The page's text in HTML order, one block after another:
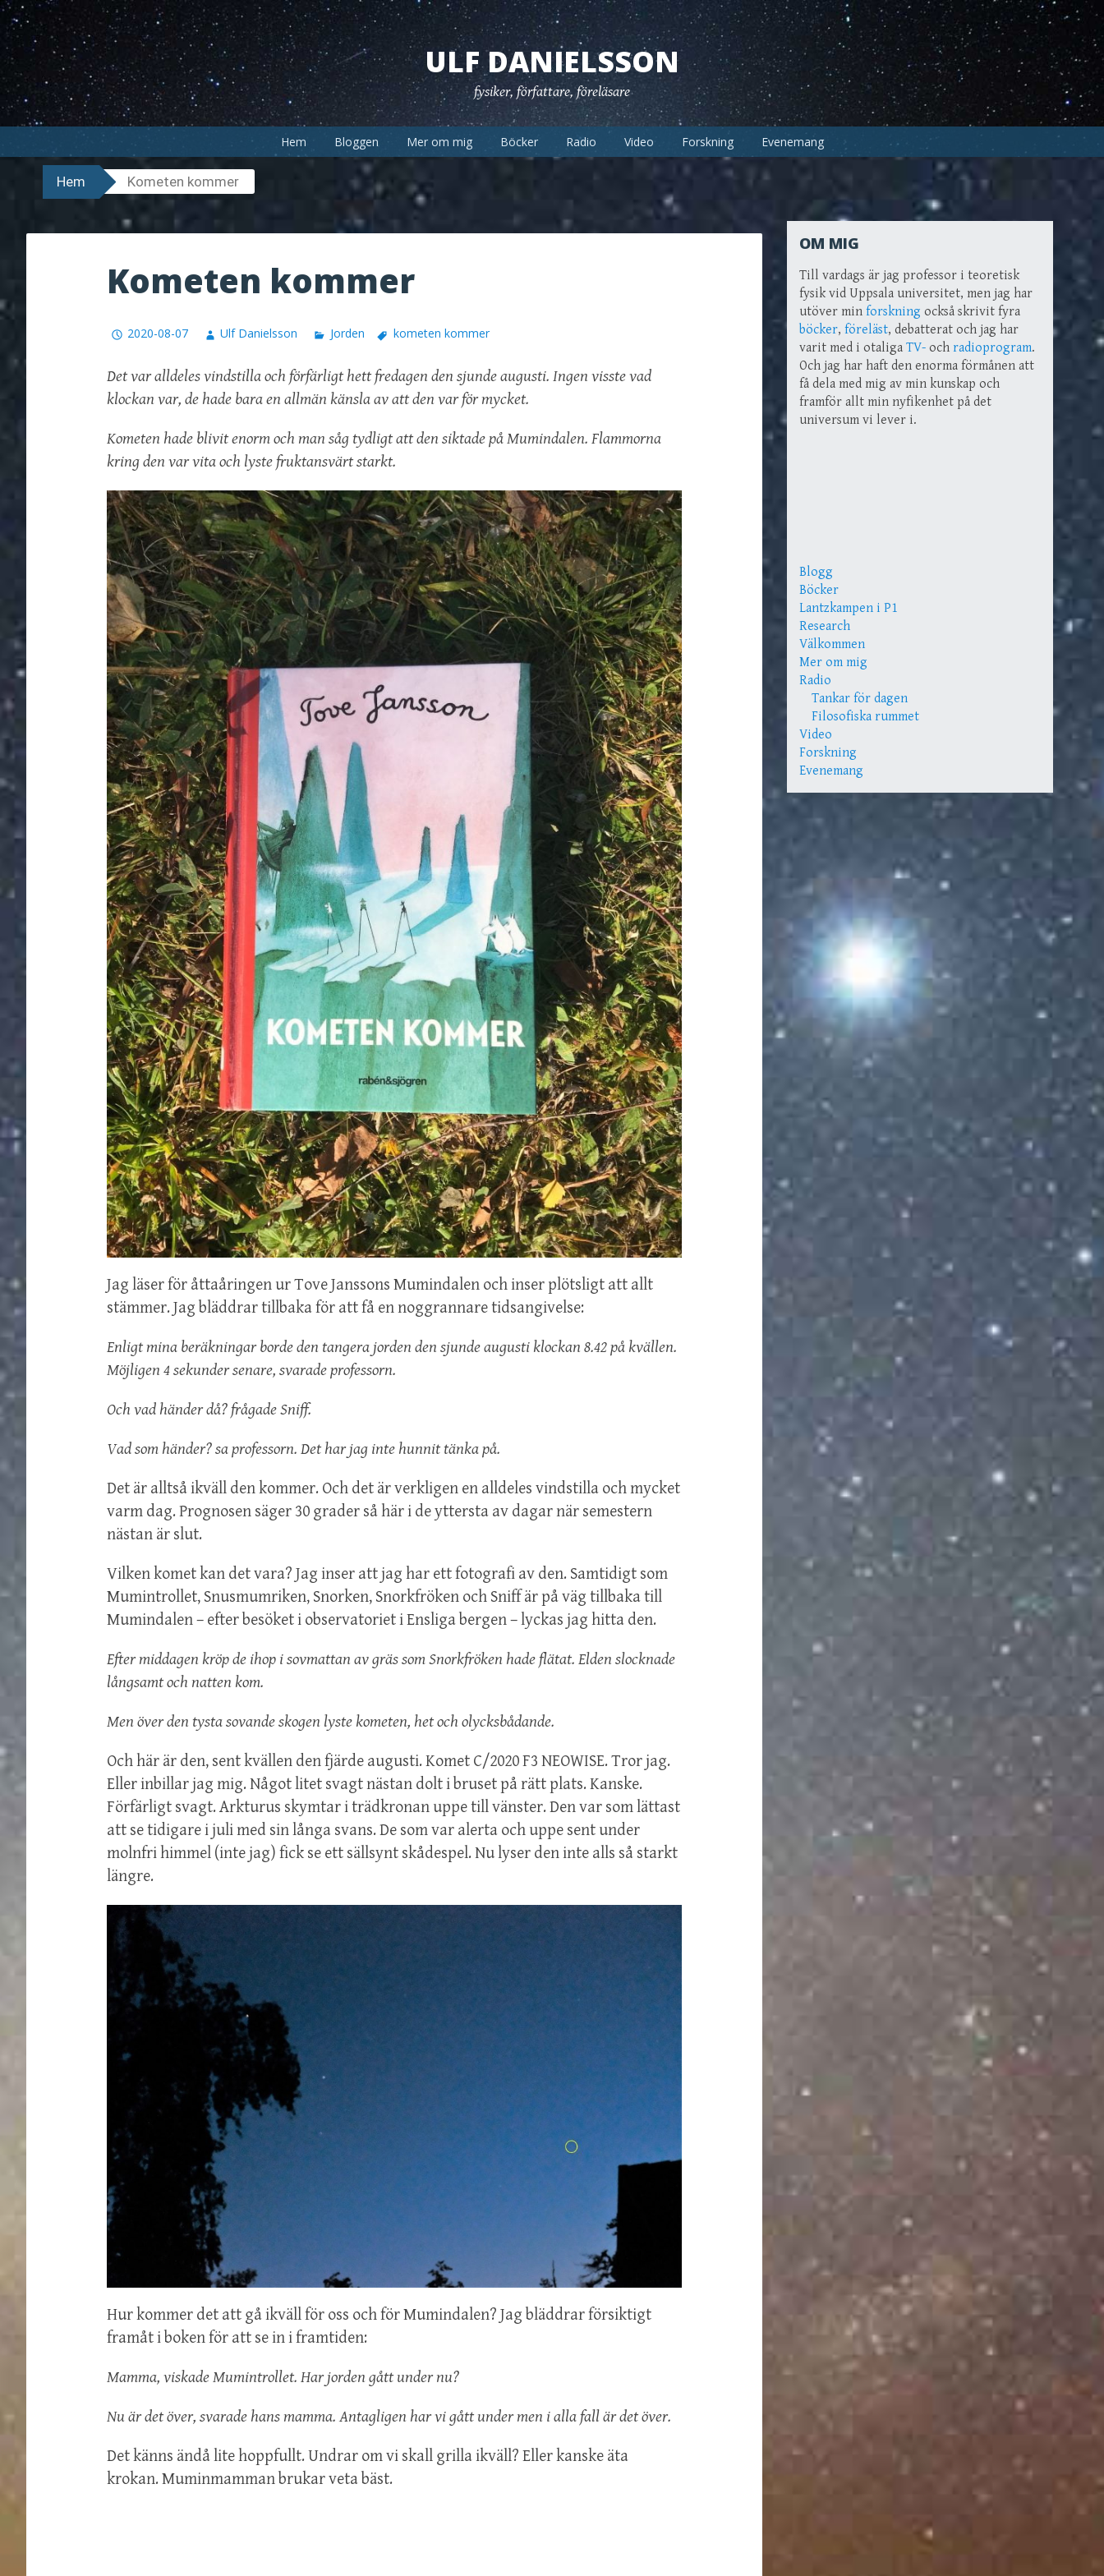
Hoppa
till
innehåll
ULF DANIELSSON
fysiker, författare, föreläsare
Hem Bloggen Mer om mig Böcker Radio Video Forskning Evenemang
Hem Kometen kommer
Kometen kommer
2020-08-07 Ulf Danielsson Jorden kometen kommer
Det var alldeles vindstilla och förfärligt hett fredagen den sjunde augusti. Ingen visste vad
klockan var, de hade bara en allmän känsla av att den var för mycket.
Kometen hade blivit enorm och man såg tydligt att den siktade på Mumindalen. Flammorna
kring den var vita och lyste fruktansvärt starkt.
Jag läser för åttaåringen ur Tove Janssons Mumindalen och inser plötsligt att allt
stämmer. Jag bläddrar tillbaka för att få en noggrannare tidsangivelse:
Enligt mina beräkningar borde den tangera jorden den sjunde augusti klockan 8.42 på kvällen.
Möjligen 4 sekunder senare, svarade professorn.
Och vad händer då? frågade Sniff.
Vad som händer? sa professorn. Det har jag inte hunnit tänka på.
Det är alltså ikväll den kommer. Och det är verkligen en alldeles vindstilla och mycket
varm dag. Prognosen säger 30 grader så här i de yttersta av dagar när semestern
nästan är slut.
Vilken komet kan det vara? Jag inser att jag har ett fotografi av den. Samtidigt som
Mumintrollet, Snusmumriken, Snorken, Snorkfröken och Sniff är på väg tillbaka till
Mumindalen – efter besöket i observatoriet i Ensliga bergen – lyckas jag hitta den.
Efter middagen kröp de ihop i sovmattan av gräs som Snorkfröken hade flätat. Elden slocknade
långsamt och natten kom.
Men över den tysta sovande skogen lyste kometen, het och olycksbådande.
Och här är den, sent kvällen den fjärde augusti. Komet C/2020 F3 NEOWISE. Tror jag.
Eller inbillar jag mig. Något litet svagt nästan dolt i bruset på rätt plats. Kanske.
Förfärligt svagt. Arkturus skymtar i trädkronan uppe till vänster. Den var som lättast
att se tidigare i juli med sin långa svans. De som var alerta och uppe sent under
molnfri himmel (inte jag) fick se ett sällsynt skådespel. Nu lyser den inte alls så starkt
längre.
Hur kommer det att gå ikväll för oss och för Mumindalen? Jag bläddrar försiktigt
framåt i boken för att se in i framtiden:
Mamma, viskade Mumintrollet. Har jorden gått under nu?
Nu är det över, svarade hans mamma. Antagligen har vi gått under men i alla fall är det över.
Det känns ändå lite hoppfullt. Undrar om vi skall grilla ikväll? Eller kanske äta
krokan. Muminmamman brukar veta bäst.
OM MIG
Till vardags är jag professor i teoretisk
fysik vid Uppsala universitet, men jag har
utöver min forskning också skrivit fyra
böcker, föreläst, debatterat och jag har
varit med i otaliga TV- och radioprogram.
Och jag har haft den enorma förmånen att
få dela med mig av min kunskap och
framför allt min nyfikenhet på det
universum vi lever i.
Blogg
Böcker
Lantzkampen i P1
Research
Välkommen
Mer om mig
Radio
Tankar för dagen
Filosofiska rummet
Video
Forskning
Evenemang